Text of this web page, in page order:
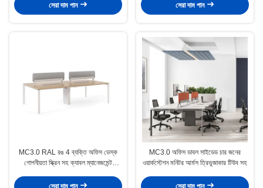
সেরা দাম পান সেরা দাম পান
MC3.0 RAL রঙ 4 ব্যক্তি অফিস ডেস্ক
গোপনীয়তা স্ক্রিন সহ ক্যাবল ম্যানেজমেন্ট
সেরা দাম পান
MC3.0 অফিস ডাবল সাইডেড চার জনের
ওয়ার্কস্টেশন মনিটর আর্মস ত্রিভুজাকার টিউব সহ
সেরা দাম পান